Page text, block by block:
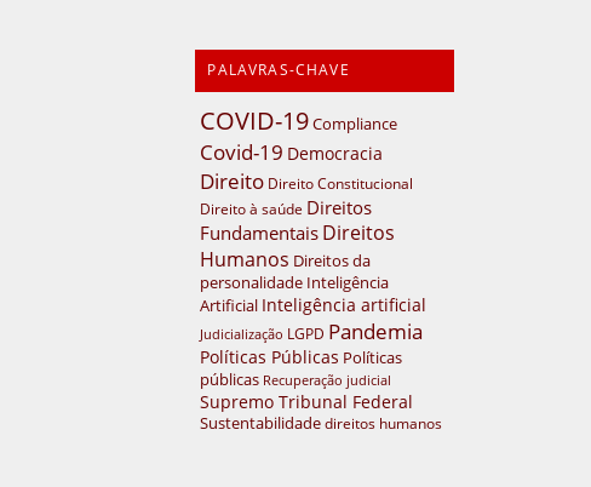
PALAVRAS-CHAVE
COVID-19Compliance
Covid-19 Democracia
Direito Direito Constitucional
Direito à saúde Direitos
Fundamentais Direitos
Humanos Direitos da
personalidade Inteligência
Artificial Inteligência artificial
Judicialização LGPD Pandemia
Políticas Públicas Políticas
públicas Recuperação judicial
Supremo Tribunal Federal
Sustentabilidade direitos humanos